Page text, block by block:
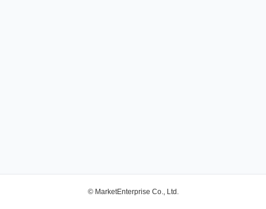
© MarketEnterprise Co., Ltd.